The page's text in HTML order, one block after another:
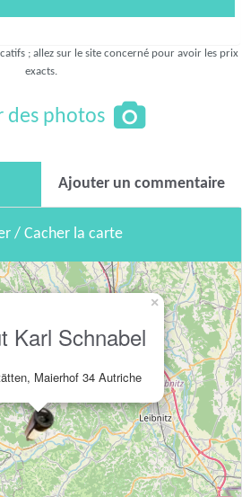
; allez sur le site concerné pour avoir les prix
exacts.
des photos
Ajouter un commentaire
/ Cacher la carte
Karl Schnabel
Maierhof 34 Autriche
×